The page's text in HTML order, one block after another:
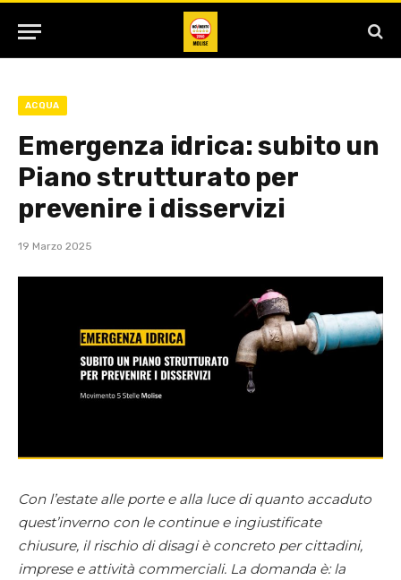
ACQUA
Emergenza idrica: subito un
Piano strutturato per
prevenire i disservizi
19 Marzo 2025
Con l’estate alle porte e alla luce di quanto accaduto
quest’inverno con le continue e ingiustificate
chiusure, il rischio di disagi è concreto per cittadini,
imprese e attività commerciali. La domanda è: la